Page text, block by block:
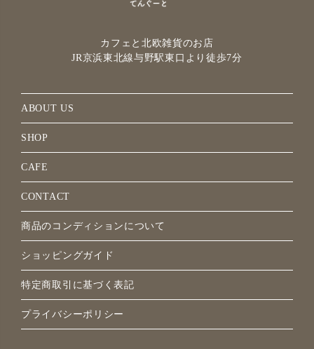
カフェと北欧雑貨のお店
JR京浜東北線与野駅東口より徒歩7分
ABOUT US
SHOP
CAFE
CONTACT
商品のコンディションについて
ショッピングガイド
特定商取引に基づく表記
プライバシーポリシー